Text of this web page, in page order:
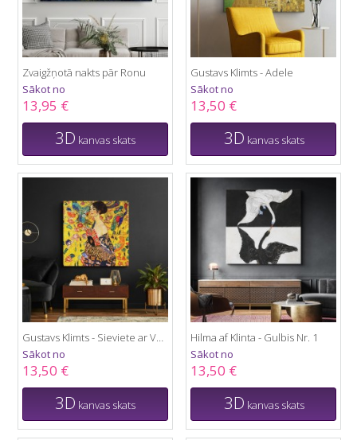
Zvaigžņotā nakts pār Ronu
Sākot no
13,95 €
3D kanvas skats
Gustavs Klimts - Adele
Sākot no
13,50 €
3D kanvas skats
Gustavs Klimts - Sieviete ar Vēdekli
Sākot no
13,50 €
3D kanvas skats
Hilma af Klinta - Gulbis Nr. 1
Sākot no
13,50 €
3D kanvas skats